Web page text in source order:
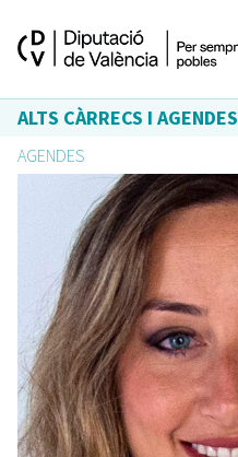
ALTS CÀRRECS I AGENDES
AGENDES